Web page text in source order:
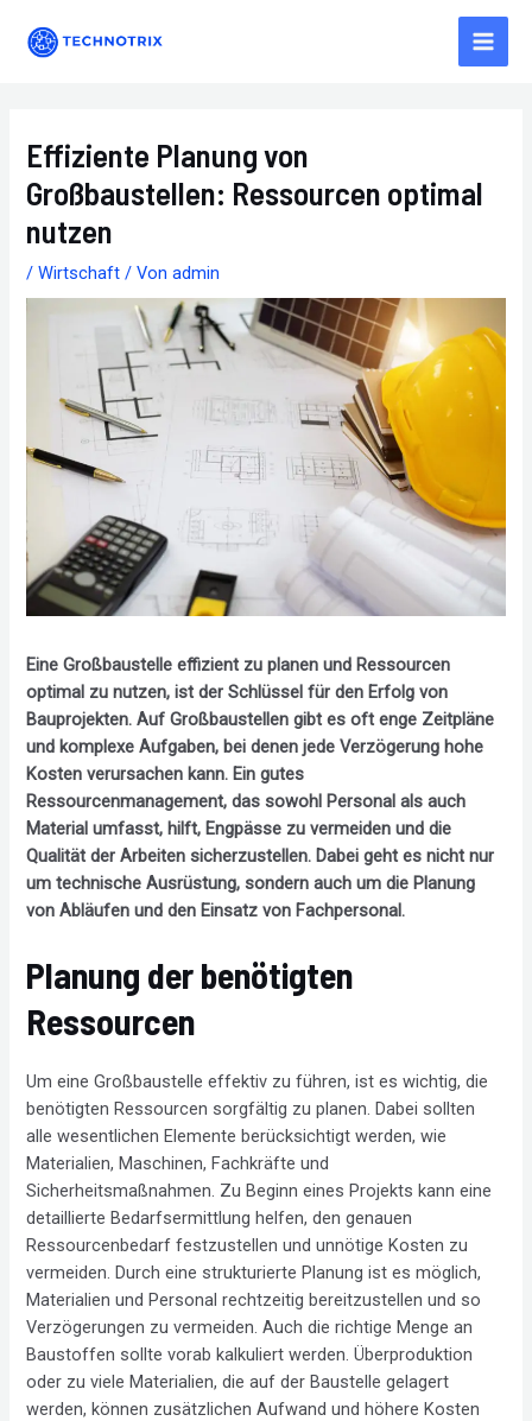
Inhalt
Main
Effiziente Planung von
Großbaustellen: Ressourcen optimal
nutzen
/Wirtschaft / Vonadmin
Eine Großbaustelle effizient zu planen und Ressourcen
optimal zu nutzen, ist der Schlüssel für den Erfolg von
Bauprojekten. Auf Großbaustellen gibt es oft enge Zeitpläne
und komplexe Aufgaben, bei denen jede Verzögerung hohe
Kosten verursachen kann. Ein gutes
Ressourcenmanagement, das sowohl Personal als auch
Material umfasst, hilft, Engpässe zu vermeiden und die
Qualität der Arbeiten sicherzustellen. Dabei geht es nicht nur
um technische Ausrüstung, sondern auch um die Planung
von Abläufen und den Einsatz von Fachpersonal.
Planung der benötigten
Ressourcen
Um eine Großbaustelle effektiv zu führen, ist es wichtig, die
benötigten Ressourcen sorgfältig zu planen. Dabei sollten
alle wesentlichen Elemente berücksichtigt werden, wie
Materialien, Maschinen, Fachkräfte und
Sicherheitsmaßnahmen. Zu Beginn eines Projekts kann eine
detaillierte Bedarfsermittlung helfen, den genauen
Ressourcenbedarf festzustellen und unnötige Kosten zu
vermeiden. Durch eine strukturierte Planung ist es möglich,
Materialien und Personal rechtzeitig bereitzustellen und so
Verzögerungen zu vermeiden. Auch die richtige Menge an
Baustoffen sollte vorab kalkuliert werden. Überproduktion
oder zu viele Materialien, die auf der Baustelle gelagert
werden, können zusätzlichen Aufwand und höhere Kosten